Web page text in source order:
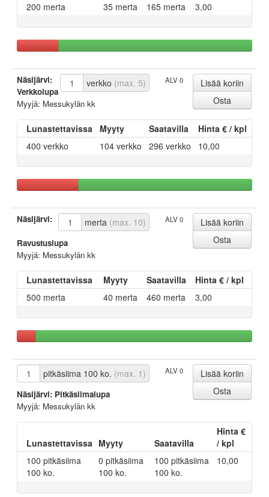
200 merta
35 merta 165 merta 3,00
verkko (max. 5)
Näsijärvi:
Verkkolupa
Myyjä: Messukylän kk
ALV 0
Lunastettavissa Myyty Saatavilla
Hinta € / kpl
400 verkko
104 verkko 296 verkko 10,00
merta (max. 10)
Näsijärvi:
Ravustuslupa
Myyjä: Messukylän kk
ALV 0
Lunastettavissa Myyty Saatavilla
Hinta € / kpl
500 merta
40 merta 460 merta 3,00
pitkäsiima 100 ko. (max. 1)
Näsijärvi: Pitkäsiimalupa
Myyjä: Messukylän kk
ALV 0
Lunastettavissa Myyty Saatavilla
Hinta €
/ kpl
100 pitkäsiima
100 ko.
0 pitkäsiima
100 ko.
100 pitkäsiima
100 ko.
10,00